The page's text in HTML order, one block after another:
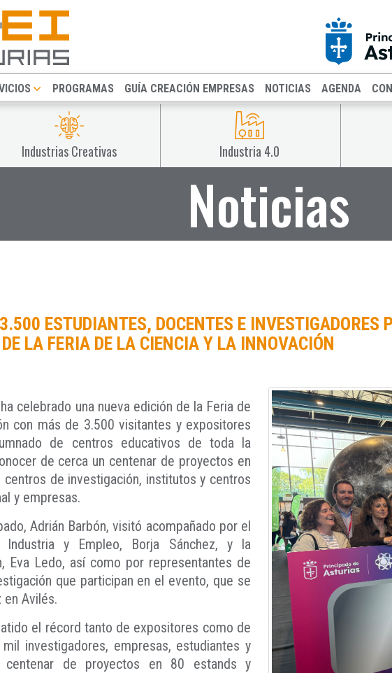
PROGRAMAS GUÍA CREACIÓN EMPRESAS NOTICIAS AGENDA
Industrias Creativas Industria 4.0
Noticias
ESTUDIANTES, DOCENTES E INVESTIGADORES
DE LA FERIA DE LA CIENCIA Y LA INNOVACIÓN
celebrado una nueva edición de la Feria de
con más de 3.500 visitantes y expositores
de centros educativos de toda la
de cerca un centenar de proyectos en
de investigación, institutos y centros
y empresas.
Adrián Barbón, visitó acompañado por el
Industria y Empleo, Borja Sánchez, y la
Eva Ledo, así como por representantes de
que participan en el evento, que se
Avilés.
el récord tanto de expositores como de
investigadores, empresas, estudiantes y
centenar de proyectos en 80 estands y